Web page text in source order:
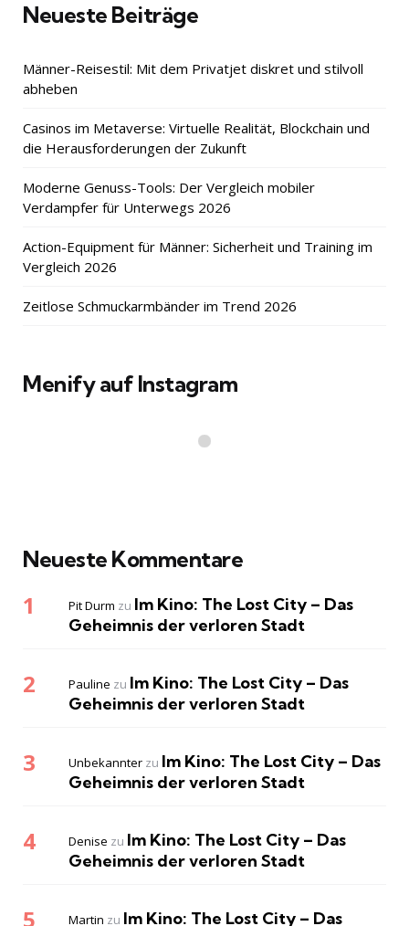
Neueste Beiträge
Männer-Reisestil: Mit dem Privatjet diskret und stilvoll
abheben
Casinos im Metaverse: Virtuelle Realität, Blockchain und
die Herausforderungen der Zukunft
Moderne Genuss-Tools: Der Vergleich mobiler
Verdampfer für Unterwegs 2026
Action-Equipment für Männer: Sicherheit und Training im
Vergleich 2026
Zeitlose Schmuckarmbänder im Trend 2026
Menify auf Instagram
Neueste Kommentare
Pit Durm zu Im Kino: The Lost City – Das
Geheimnis der verloren Stadt
Pauline zu Im Kino: The Lost City – Das
Geheimnis der verloren Stadt
Unbekannter zu Im Kino: The Lost City – Das
Geheimnis der verloren Stadt
Denise zu Im Kino: The Lost City – Das
Geheimnis der verloren Stadt
Martin zu Im Kino: The Lost City – Das